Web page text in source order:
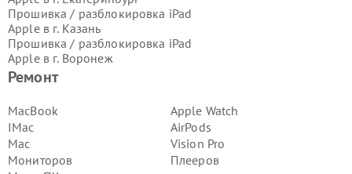
Ремонт
MacBook
IMac
Mac
Мониторов
Apple Watch
AirPods
Vision Pro
Плееров
Прошивка / разблокировка iPad
Apple в г. Казань
Прошивка / разблокировка iPad
Apple в г. Воронеж
Прошивка / разблокировка iPad
Прошивка / разблокировка iPad
Apple в г.
Прошивка / разблокировка iPad
Apple в г.
Прошивка / разблокировка iPad